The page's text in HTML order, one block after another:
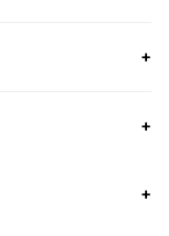
+
+
+